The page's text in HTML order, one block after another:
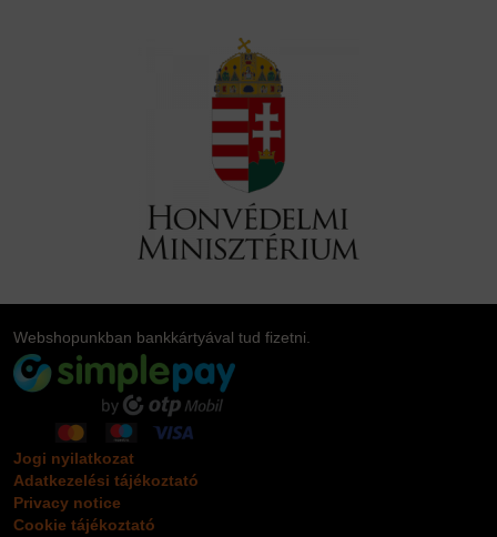
Webshopunkban bankkártyával tud fizetni.
Jogi nyilatkozat
Adatkezelési tájékoztató
Privacy notice
Cookie tájékoztató